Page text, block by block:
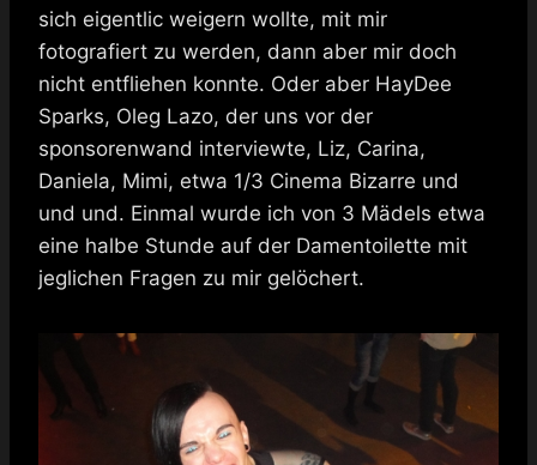
sich eigentlic weigern wollte, mit mir
fotografiert zu werden, dann aber mir doch
nicht entfliehen konnte. Oder aber HayDee
Sparks, Oleg Lazo, der uns vor der
sponsorenwand interviewte, Liz, Carina,
Daniela, Mimi, etwa 1/3 Cinema Bizarre und
und und. Einmal wurde ich von 3 Mädels etwa
eine halbe Stunde auf der Damentoilette mit
jeglichen Fragen zu mir gelöchert.